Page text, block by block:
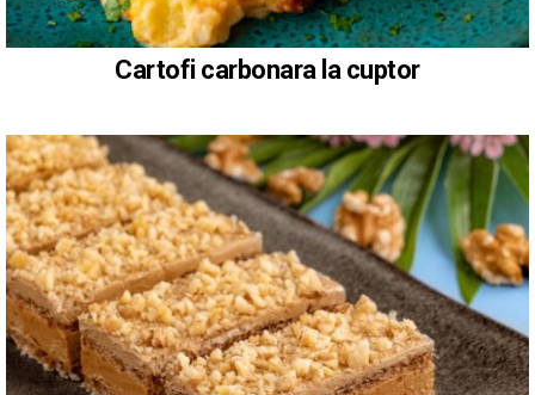
Cartofi carbonara la cuptor